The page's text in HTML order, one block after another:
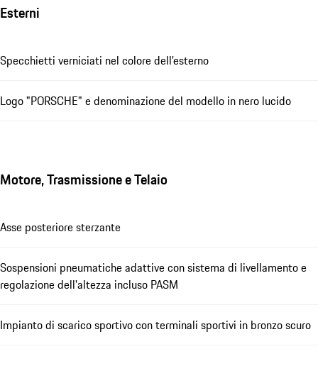
Esterni
Specchietti verniciati nel colore dell'esterno
Logo "PORSCHE" e denominazione del modello in nero lucido
Motore, Trasmissione e Telaio
Asse posteriore sterzante
Sospensioni pneumatiche adattive con sistema di livellamento e
regolazione dell'altezza incluso PASM
Impianto di scarico sportivo con terminali sportivi in bronzo scuro